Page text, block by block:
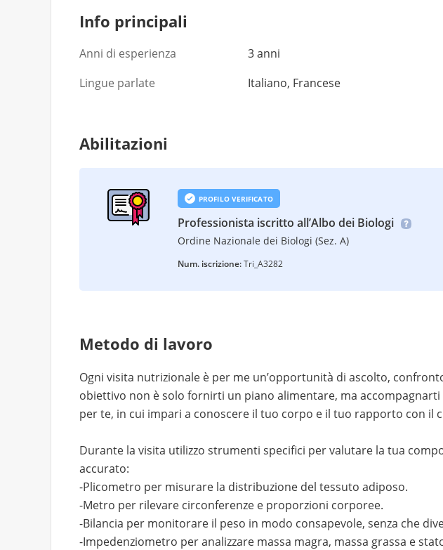
Info principali
Anni di esperienza
3 anni
Lingue parlate
Italiano, Francese
Abilitazioni
PROFILO VERIFICATO
Professionista iscritto all’Albo dei Biologi
Ordine Nazionale dei Biologi (Sez. A)
Num. iscrizione:Tri_A3282
Metodo di lavoro
Ogni visita nutrizionale è per me un’opportunità di ascolto,
obiettivo non è solo fornirti un piano alimentare, ma
per te, in cui impari a conoscere il tuo corpo e il tuo rapporto con il
Durante la visita utilizzo strumenti specifici per valutare la tua
accurato:
-Plicometro per misurare la distribuzione del tessuto adiposo.
-Metro per rilevare circonferenze e proporzioni corporee.
-Bilancia per monitorare il peso in modo consapevole, senza che
-Impedenziometro per analizzare massa magra, massa grassa e